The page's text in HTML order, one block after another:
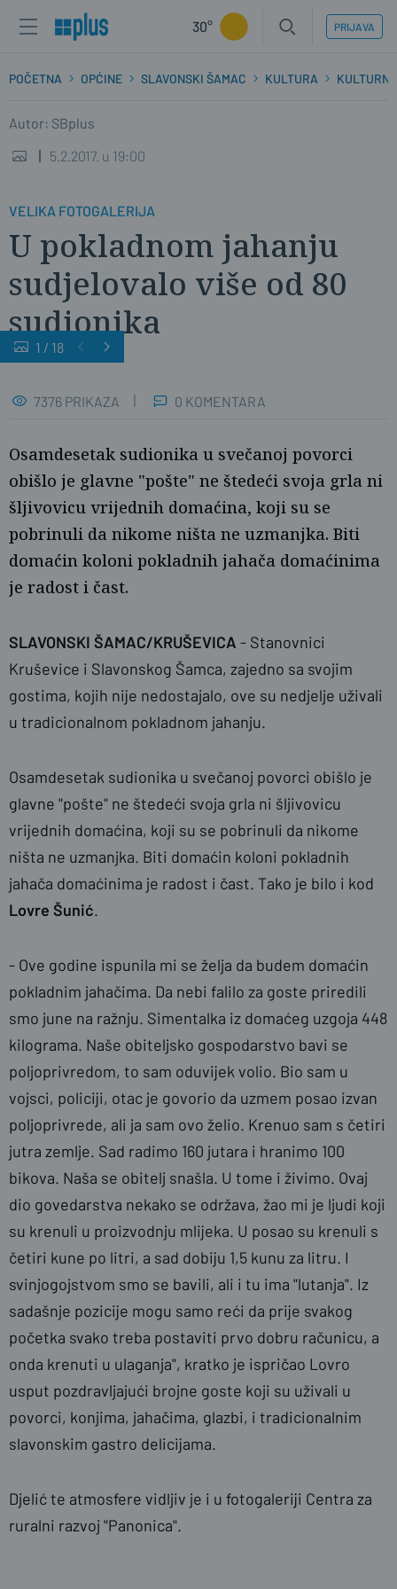
30° PRIJAVA
POČETNA OPĆINE SLAVONSKI ŠAMAC KULTURA
Autor: SBplus
5.2.2017. u 19:00
VELIKA FOTOGALERIJA
U pokladnom jahanju
sudjelovalo više od 80
sudionika
naslovnica
1 / 18
7376 PRIKAZA 0 KOMENTARA
Osamdesetak sudionika u svečanoj povorci
obišlo je glavne "pošte" ne štedeći svoja grla ni
šljivovicu vrijednih domaćina, koji su se
pobrinuli da nikome ništa ne uzmanjka. Biti
domaćin koloni pokladnih jahača domaćinima
je radost i čast.
SLAVONSKI ŠAMAC/KRUŠEVICA - Stanovnici
Kruševice i Slavonskog Šamca, zajedno sa svojim
gostima, kojih nije nedostajalo, ove su nedjelje uživali
u tradicionalnom pokladnom jahanju.
Osamdesetak sudionika u svečanoj povorci obišlo je
glavne "pošte" ne štedeći svoja grla ni šljivovicu
vrijednih domaćina, koji su se pobrinuli da nikome
ništa ne uzmanjka. Biti domaćin koloni pokladnih
jahača domaćinima je radost i čast. Tako je bilo i kod
Lovre Šunić.
- Ove godine ispunila mi se želja da budem domaćin
pokladnim jahačima. Da nebi falilo za goste priredili
smo june na ražnju. Simentalka iz domaćeg uzgoja 448
kilograma. Naše obiteljsko gospodarstvo bavi se
poljoprivredom, to sam oduvijek volio. Bio sam u
vojsci, policiji, otac je govorio da uzmem posao izvan
poljoprivrede, ali ja sam ovo želio. Krenuo sam s četiri
jutra zemlje. Sad radimo 160 jutara i hranimo 100
bikova. Naša se obitelj snašla. U tome i živimo. Ovaj
dio govedarstva nekako se održava, žao mi je ljudi koji
su krenuli u proizvodnju mlijeka. U posao su krenuli s
četiri kune po litri, a sad dobiju 1,5 kunu za litru. I
svinjogojstvom smo se bavili, ali i tu ima "lutanja". Iz
sadašnje pozicije mogu samo reći da prije svakog
početka svako treba postaviti prvo dobru računicu, a
onda krenuti u ulaganja", kratko je ispričao Lovro
usput pozdravljajući brojne goste koji su uživali u
povorci, konjima, jahačima, glazbi, i tradicionalnim
slavonskim gastro delicijama.
Djelić te atmosfere vidljiv je i u fotogaleriji Centra za
ruralni razvoj "Panonica".